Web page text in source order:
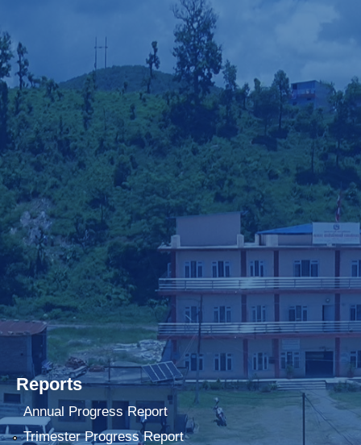
Reports
Annual Progress Report
Trimester Progress Report